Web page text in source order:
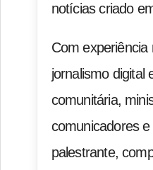
notícias criado
Com experiência
jornalismo digital
comunitária,
comunicadores
palestrante,